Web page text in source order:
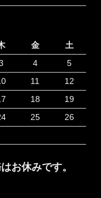
金
土
4
5
11
12
18
19
25
26
お休みです。